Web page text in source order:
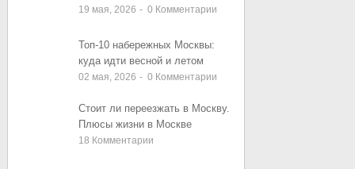
19 мая, 2026 - 0 Комментарии
Топ-10 набережных Москвы:
куда идти весной и летом
02 мая, 2026 - 0 Комментарии
Стоит ли переезжать в Москву.
Плюсы жизни в Москве
18 Комментарии